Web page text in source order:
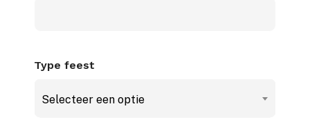
Type feest
Selecteer een optie